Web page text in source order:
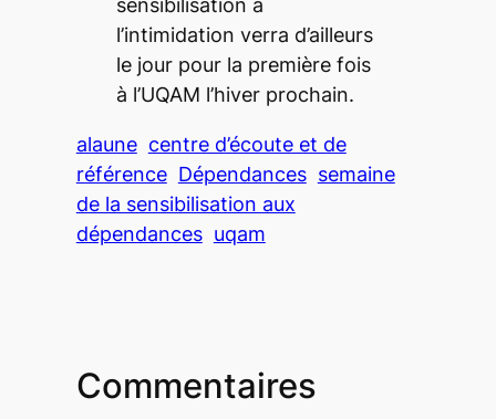
sensibilisation à
l’intimidation verra d’ailleurs
le jour pour la première fois
à l’UQAM l’hiver prochain.
alaune centre d’écoute et de
référence Dépendances semaine
de la sensibilisation aux
dépendances uqam
Commentaires